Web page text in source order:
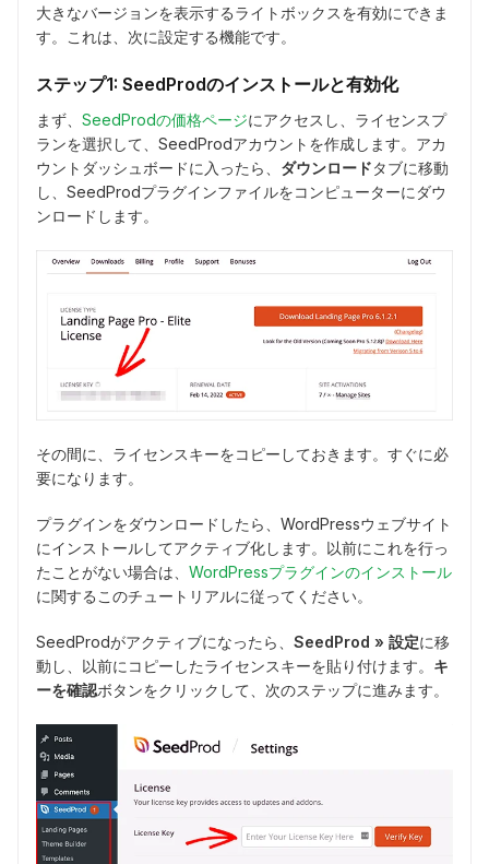
大きなバージョンを表示するライトボックスを有効にできま
す。これは、次に設定する機能です。
ステップ1: SeedProdのインストールと有効化
まず、 SeedProdの価格ページにアクセスし、ライセンスプ
ランを選択して、SeedProdアカウントを作成します。アカ
ウントダッシュボードに入ったら、 ダウンロードタブに移動
し、SeedProdプラグインファイルをコンピューターにダウ
ンロードします。
その間に、ライセンスキーをコピーしておきます。すぐに必
要になります。
プラグインをダウンロードしたら、WordPressウェブサイト
にインストールしてアクティブ化します。以前にこれを行っ
たことがない場合は、 WordPressプラグインのインストール
に関するこのチュートリアルに従ってください。
SeedProdがアクティブになったら、 SeedProd » 設定に移
動し、以前にコピーしたライセンスキーを貼り付けます。 キ
ーを確認ボタンをクリックして、次のステップに進みます。